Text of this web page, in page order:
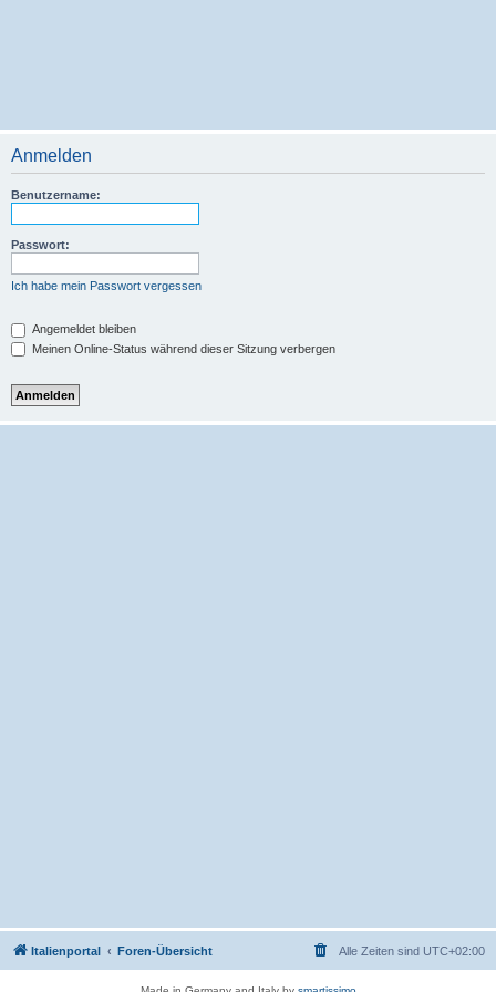
Anmelden
Benutzername:
Passwort:
Ich habe mein Passwort vergessen
Angemeldet bleiben
Meinen Online-Status während dieser Sitzung verbergen
Italienportal Foren-Übersicht Alle Zeiten sind UTC+02:00